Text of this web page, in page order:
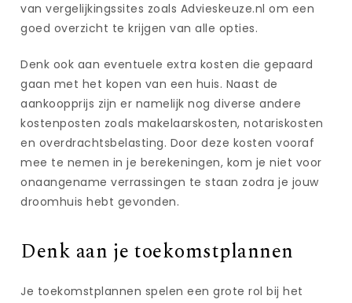
van vergelijkingssites zoals Advieskeuze.nl om een
goed overzicht te krijgen van alle opties.
Denk ook aan eventuele extra kosten die gepaard
gaan met het kopen van een huis. Naast de
aankoopprijs zijn er namelijk nog diverse andere
kostenposten zoals makelaarskosten, notariskosten
en overdrachtsbelasting. Door deze kosten vooraf
mee te nemen in je berekeningen, kom je niet voor
onaangename verrassingen te staan zodra je jouw
droomhuis hebt gevonden.
Denk aan je toekomstplannen
Je toekomstplannen spelen een grote rol bij het